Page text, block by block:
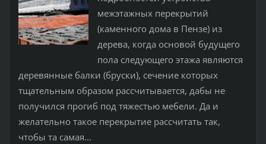
межэтажных перекрытий
(каменного дома в Пензе) из
дерева, когда основой будущего
пола следующего этажа являются
деревянные балки (бруски), сечение которых
тщательным образом рассчитывается, дабы не
получился прогиб под тяжестью мебели. Да и
желательно такое перекрытие рассчитать так,
чтобы та самая...